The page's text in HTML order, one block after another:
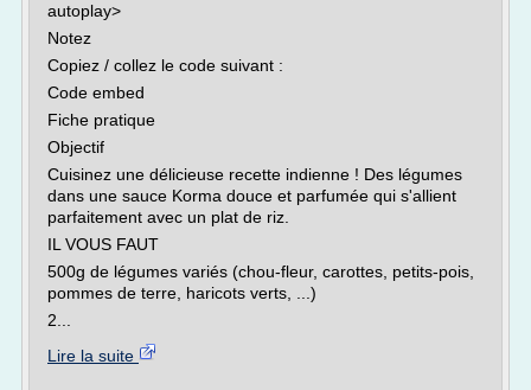
autoplay>
Notez
Copiez / collez le code suivant :
Code embed
Fiche pratique
Objectif
Cuisinez une délicieuse recette indienne ! Des légumes
dans une sauce Korma douce et parfumée qui s'allient
parfaitement avec un plat de riz.
IL VOUS FAUT
500g de légumes variés (chou-fleur, carottes, petits-pois,
pommes de terre, haricots verts, ...)
2...
Lire la suite